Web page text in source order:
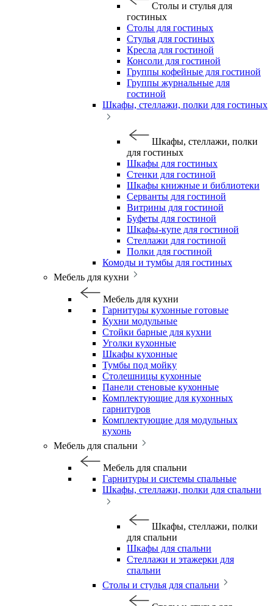
Столы и стулья для
гостиных
Столы для гостиных
Стулья для гостиных
Кресла для гостиной
Консоли для гостиной
Группы кофейные для гостиной
Группы журнальные для
гостиной
Шкафы, стеллажи, полки для гостиных
Шкафы, стеллажи, полки
для гостиных
Шкафы для гостиных
Стенки для гостиной
Шкафы книжные и библиотеки
Серванты для гостиной
Витрины для гостиной
Буфеты для гостиной
Шкафы-купе для гостиной
Стеллажи для гостиной
Полки для гостиной
Комоды и тумбы для гостиных
Мебель для кухни
Мебель для кухни
Гарнитуры кухонные готовые
Кухни модульные
Стойки барные для кухни
Уголки кухонные
Шкафы кухонные
Тумбы под мойку
Столешницы кухонные
Панели стеновые кухонные
Комплектующие для кухонных
гарнитуров
Комплектующие для модульных
кухонь
Мебель для спальни
Мебель для спальни
Гарнитуры и системы спальные
Шкафы, стеллажи, полки для спальни
Шкафы, стеллажи, полки
для спальни
Шкафы для спальни
Стеллажи и этажерки для
спальни
Столы и стулья для спальни